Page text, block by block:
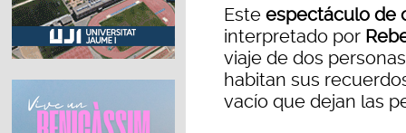
Este espectáculo de
interpretado por
viaje de dos
habitan sus
vacío que dejan las